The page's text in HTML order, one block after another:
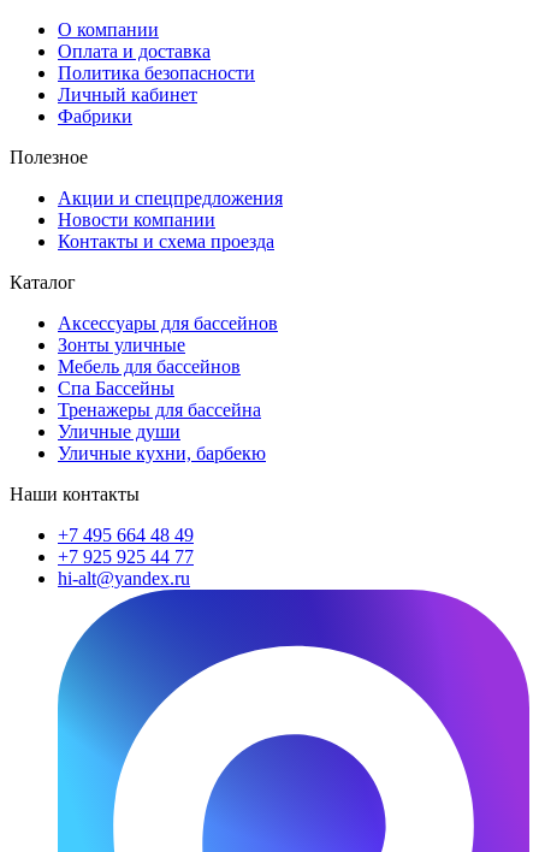
О компании
Оплата и доставка
Политика безопасности
Личный кабинет
Фабрики
Полезное
Акции и спецпредложения
Новости компании
Контакты и схема проезда
Каталог
Аксессуары для бассейнов
Зонты уличные
Мебель для бассейнов
Спа Бассейны
Тренажеры для бассейна
Уличные души
Уличные кухни, барбекю
Наши контакты
+7 495 664 48 49
+7 925 925 44 77
hi-alt@yandex.ru